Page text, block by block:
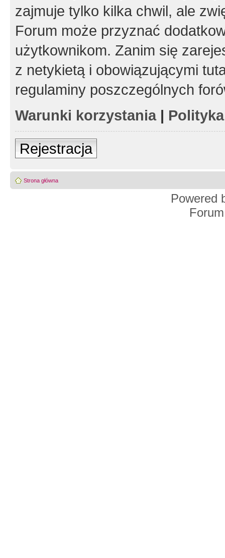
zajmuje tylko kilka chwil, ale
Forum może przyznać
użytkownikom. Zanim się
z netykietą i obowiązującymi
regulaminy poszczególnych
Warunki korzystania|
Rejestracja
Strona główna
Powered